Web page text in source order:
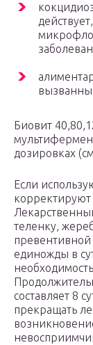
Биовит
дозировках
Если
теленку,
единожды в
составляет 8
прекращать